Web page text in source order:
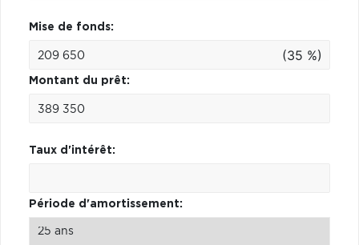
Mise de fonds:
(35 %)
Montant du prêt:
Taux d'intérêt:
Période d'amortissement: